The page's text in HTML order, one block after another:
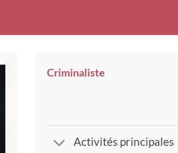
Criminaliste
Activités principales